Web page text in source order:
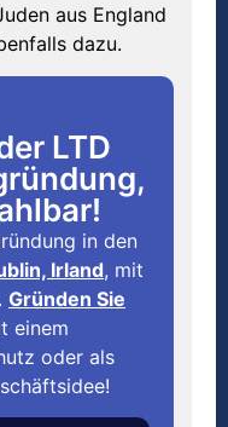
aus England
dazu.
LTD
in den
Irland, mit
Gründen Sie
einem
oder als